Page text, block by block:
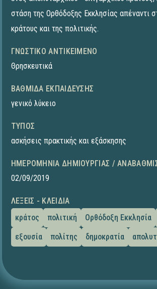
στάση της Ορθόδοξης Εκκλησίας απέναντι
κράτους και της πολιτικής.
ΓΝΩΣΤΙΚΌ ΑΝΤΙΚΕΊΜΕΝΟ
Θρησκευτικά
ΒΑΘΜΊΔΑ ΕΚΠΑΊΔΕΥΣΗΣ
γενικό λύκειο
ΤΎΠΟΣ
ασκήσεις πρακτικής και εξάσκησης
ΗΜΕΡΟΜΗΝΊΑ ΔΗΜΙΟΥΡΓΊΑΣ /
02/09/2019
ΛΈΞΕΙΣ - ΚΛΕΙΔΙΆ
κράτος
πολιτική Ορθόδοξη Εκκλησία
εξουσία
πολίτης δημοκρατία